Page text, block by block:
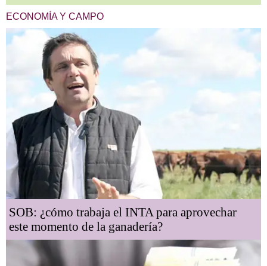
ECONOMÍA Y CAMPO
SOB: ¿cómo trabaja el INTA para aprovechar
este momento de la ganadería?